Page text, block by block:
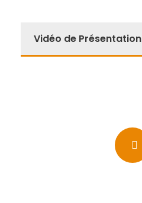
Vidéo de Présentation